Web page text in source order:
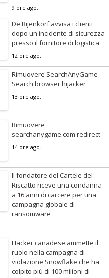
9 ore ago.
De Bijenkorf avvisa i clienti
dopo un incidente di sicurezza
presso il fornitore di logistica
12 ore ago.
Rimuovere SearchAnyGame
Search browser hijacker
13 ore ago.
Rimuovere
searchanygame.com redirect
14 ore ago.
Il fondatore del Cartele del
Riscatto riceve una condanna
a 16 anni di carcere per una
campagna globale di
ransomware
Hacker canadese ammette il
ruolo nella campagna di
violazione Snowflake che ha
colpito più di 100 milioni di